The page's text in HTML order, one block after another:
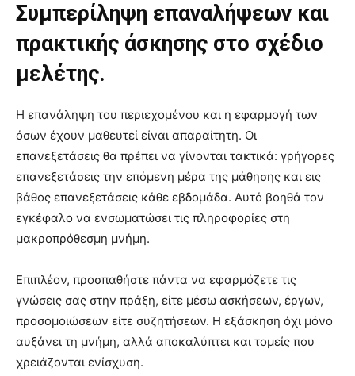
Συμπερίληψη επαναλήψεων και
πρακτικής άσκησης στο σχέδιο
μελέτης.
Η επανάληψη του περιεχομένου και η εφαρμογή των
όσων έχουν μαθευτεί είναι απαραίτητη. Οι
επανεξετάσεις θα πρέπει να γίνονται τακτικά: γρήγορες
επανεξετάσεις την επόμενη μέρα της μάθησης και εις
βάθος επανεξετάσεις κάθε εβδομάδα. Αυτό βοηθά τον
εγκέφαλο να ενσωματώσει τις πληροφορίες στη
μακροπρόθεσμη μνήμη.
Επιπλέον, προσπαθήστε πάντα να εφαρμόζετε τις
γνώσεις σας στην πράξη, είτε μέσω ασκήσεων, έργων,
προσομοιώσεων είτε συζητήσεων. Η εξάσκηση όχι μόνο
αυξάνει τη μνήμη, αλλά αποκαλύπτει και τομείς που
χρειάζονται ενίσχυση.